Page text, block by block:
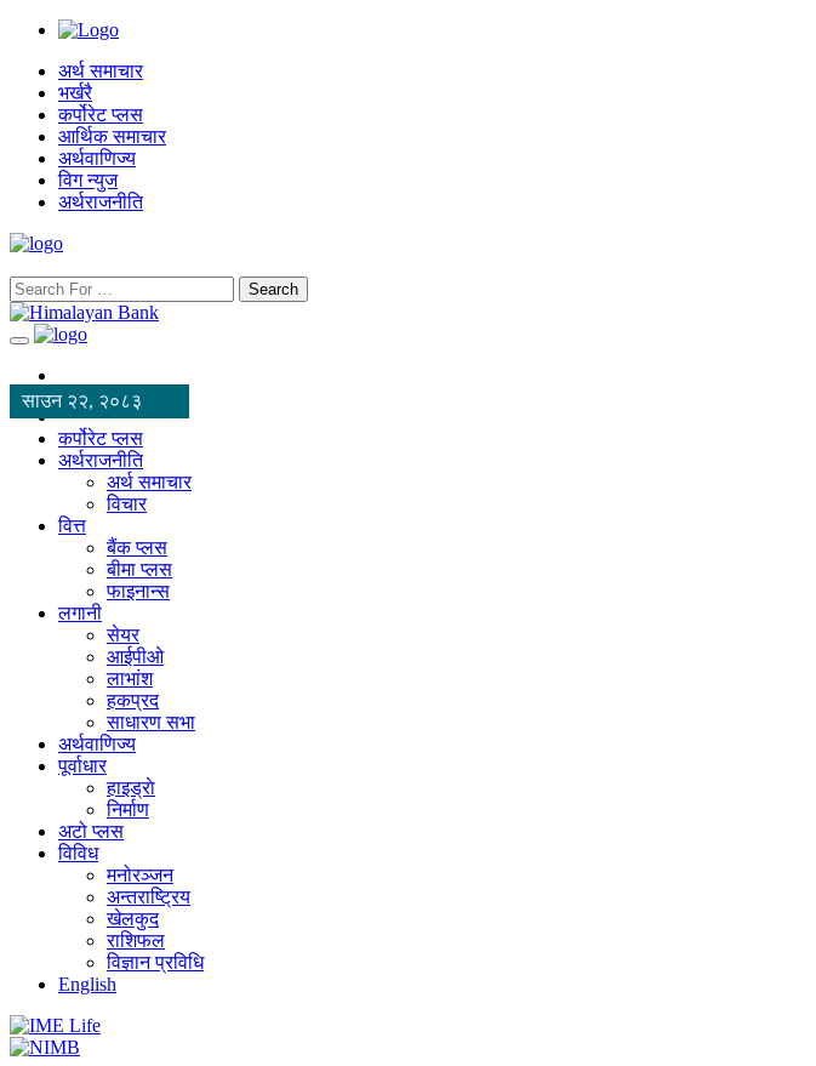
अर्थ समाचार
भर्खरै
कर्पोरेट प्लस
आर्थिक समाचार
अर्थवाणिज्य
विग न्युज
अर्थराजनीति
Search
साउन २२, २०८३
कर्पोरेट प्लस
अर्थराजनीति
अर्थ समाचार
विचार
वित्त
बैंक प्लस
बीमा प्लस
फाइनान्स
लगानी
सेयर
आईपीओ
लाभांश
हकप्रद
साधारण सभा
अर्थवाणिज्य
पूर्वाधार
हाइड्राे
निर्माण
अटो प्लस
विविध
मनोरञ्जन
अन्तराष्ट्रिय
खेलकुद
राशिफल
विज्ञान प्रविधि
English